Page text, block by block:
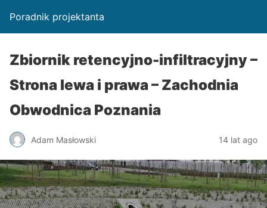
Poradnik projektanta
Zbiornik retencyjno-infiltracyjny –
Strona lewa i prawa – Zachodnia
Obwodnica Poznania
Adam Masłowski 14 lat ago